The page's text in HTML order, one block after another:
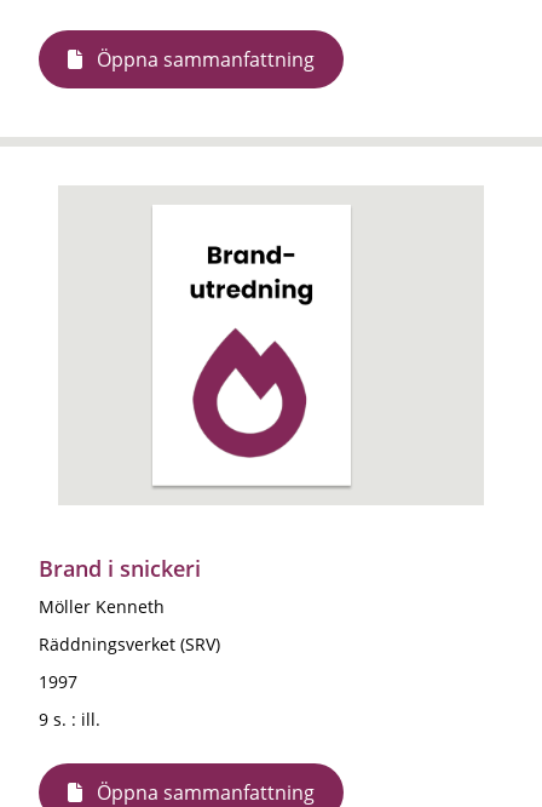
Öppna sammanfattning
Brand i snickeri
Möller Kenneth
Räddningsverket (SRV)
1997
9 s. : ill.
Öppna sammanfattning